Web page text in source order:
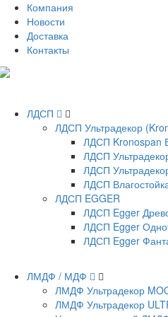
Компания
Новости
Доставка
Контакты
ЛДСП
ЛДСП Ультрадекор
ЛДСП Kronospan
ЛДСП
ЛДСП
ЛДСП
ЛДСП EGGER
ЛДСП Egger
ЛДСП Egger
ЛДСП Egger
ЛМДФ / МДФ
ЛМДФ Ультрадекор
ЛМДФ Ультрадекор